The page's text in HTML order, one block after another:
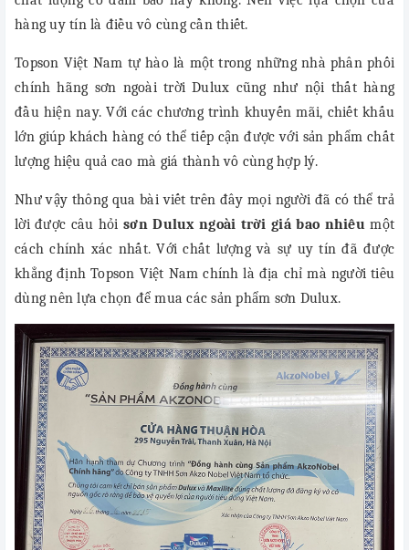
hàng uy tín là điều vô cùng cần thiết.
Topson Việt Nam tự hào là một trong những nhà phân phối
chính hãng sơn ngoài trời Dulux cũng như nội thất hàng
đầu hiện nay. Với các chương trình khuyến mãi, chiết khấu
lớn giúp khách hàng có thể tiếp cận được với sản phẩm chất
lượng hiệu quả cao mà giá thành vô cùng hợp lý.
Như vậy thông qua bài viết trên đây mọi người đã có thể trả
lời được câu hỏi sơn Dulux ngoài trời giá bao nhiêu một
cách chính xác nhất. Với chất lượng và sự uy tín đã được
khẳng định Topson Việt Nam chính là địa chỉ mà người tiêu
dùng nên lựa chọn để mua các sản phẩm sơn Dulux.